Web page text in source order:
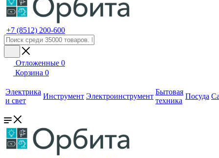
+7 (8512) 200-600
Отложенные 0
Корзина 0
Электрика
и свет
Инструмент Электроинструмент
Бытовая
техника
Посуда